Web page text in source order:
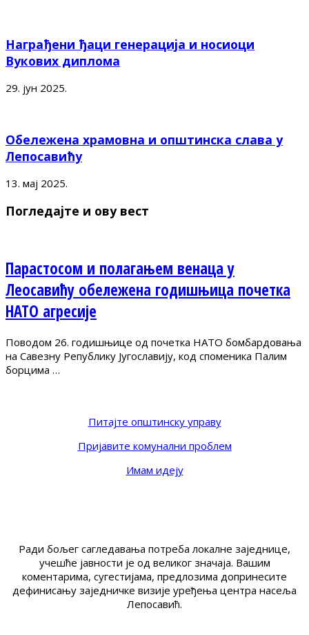
Награђени ђаци генерација и носиоци
Вукових диплома
29. јун 2025.
Обележена храмовна и општинска слава у
Лепосавићу
13. мај 2025.
Погледајте и ову вест
Парастосом и полагањем венаца у
Леосавићу обележена годишњица почетка
НАТО агресије
Поводом 26. годишњице од почетка НАТО бомбардовања
на Савезну Републику Југославију, код споменика Палим
борцима …
Питајте општинску управу
Пријавите комунални проблем
Имам идеју
Ради бољег сагледавања потреба локалне заједнице,
учешће јавности је од великог значаја. Вашим
коментарима, сугестијама, предлозима допринесите
дефинисању заједничке визије уређења центра насеља
Лепосавић.